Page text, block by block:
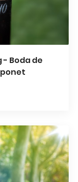
Boda de